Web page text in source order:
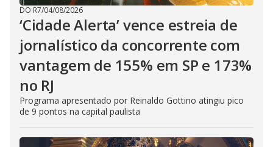
DO R7/04/08/2026
‘Cidade Alerta’ vence estreia de
jornalístico da concorrente com
vantagem de 155% em SP e 173%
no RJ
Programa apresentado por Reinaldo Gottino atingiu pico
de 9 pontos na capital paulista